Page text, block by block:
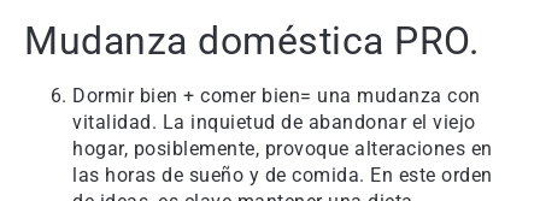
Mudanza doméstica PRO.
Dormir bien + comer bien= una mudanza con
vitalidad. La inquietud de abandonar el viejo
hogar, posiblemente, provoque alteraciones en
las horas de sueño y de comida. En este orden